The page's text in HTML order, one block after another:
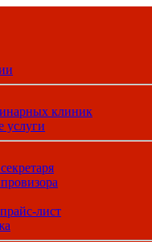
клиник
услуги
лист